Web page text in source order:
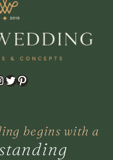
Twitter
Pinterest
begins with a